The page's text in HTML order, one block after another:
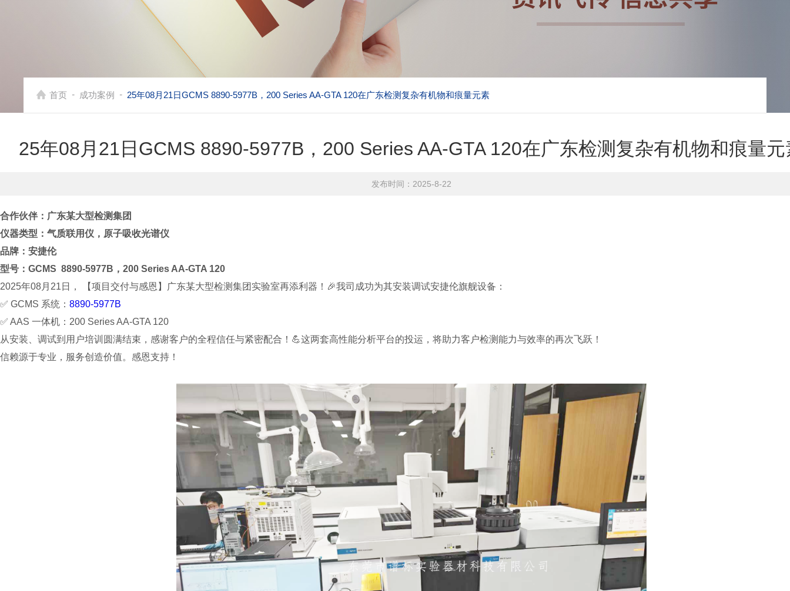
首页 - 成功案例 - 25年08月21日GCMS 8890-5977B，200 Series AA-GTA 120在广东检测复杂有机物和痕量元素
25年08月21日GCMS 8890-5977B，200 Series AA-GTA 120在广东检测复杂有机物和痕量元
发布时间：2025-8-22
合作伙伴： 广东某大型检测集团
仪器类型： 气质联用仪，原子吸收光谱仪
品牌： 安捷伦
型号： GCMS 8890-5977B，200 Series AA-GTA 120
2025年08月21日， 【项目交付与感恩】广东某大型检测集团实验室再添利器！🎉我司成功为其安装调试安捷伦旗舰设备：
✅ GCMS 系统： 8890-5977B
✅ AAS 一体机：200 Series AA-GTA 120
从安装、调试到用户培训圆满结束，感谢客户的全程信任与紧密配合！💪这两套高性能分析平台的投运，将助力客户检测能力与效率的再次飞跃！
信赖源于专业，服务创造价值。感恩支持！